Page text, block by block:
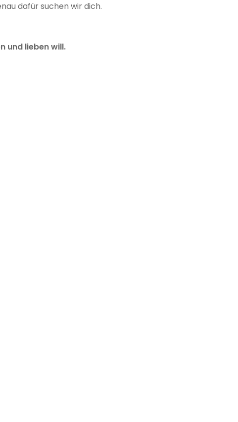
dafür suchen wir dich.
und lieben will.